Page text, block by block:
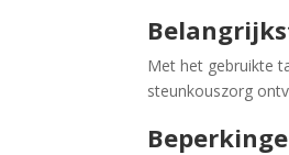
Met het gebruikte
steunkouszorg